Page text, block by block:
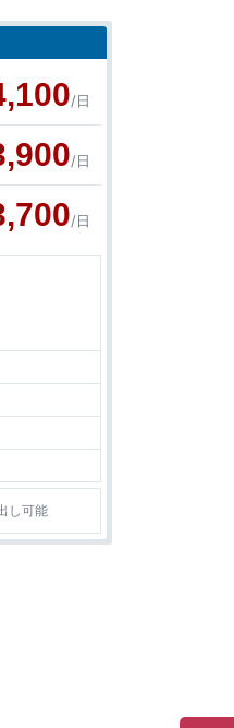
/日
/日
/日
し可能